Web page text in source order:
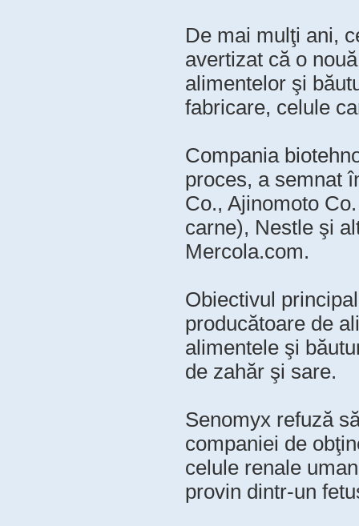
De mai mulţi ani,
avertizat că o
alimentelor şi
fabricare, celule
Compania
proces, a semnat
Co., Ajinomoto
carne), Nestle şi
Mercola.com.
Obiectivul
producătoare de
alimentele şi
de zahăr şi sare.
Senomyx refuză
companiei de
celule renale
provin dintr-un